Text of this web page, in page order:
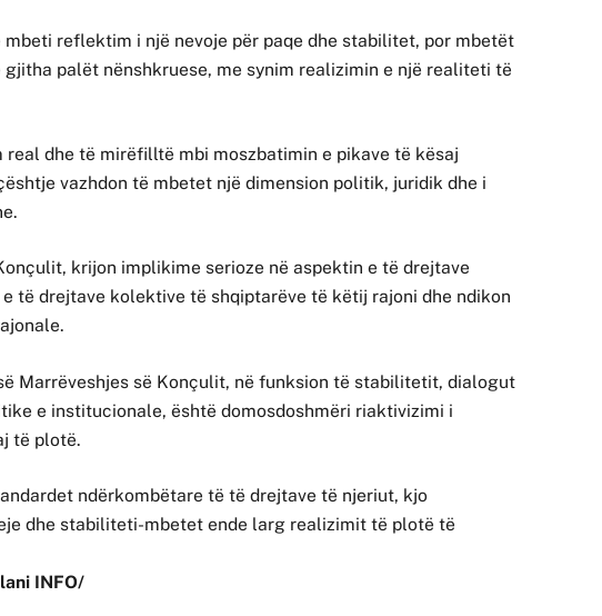
reflektim i një nevoje për paqe dhe stabilitet, por mbetët
palët nënshkruese, me synim realizimin e një realiteti të
real dhe të mirëfilltë mbi moszbatimin e pikave të kësaj
vazhdon të mbetet një dimension politik, juridik dhe i
krijon implikime serioze në aspektin e të drejtave
të drejtave kolektive të shqiptarëve të këtij rajoni dhe ndikon
Marrëveshjes së Konçulit, në funksion të stabilitetit, dialogut
e institucionale, është domosdoshmëri riaktivizimi i
të plotë.
ndërkombëtare të të drejtave të njeriut, kjo
dhe stabiliteti-mbetet ende larg realizimit të plotë të
INFO/